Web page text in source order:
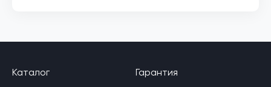
Каталог
Гарантия